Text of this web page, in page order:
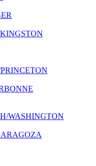
WASHINGTON